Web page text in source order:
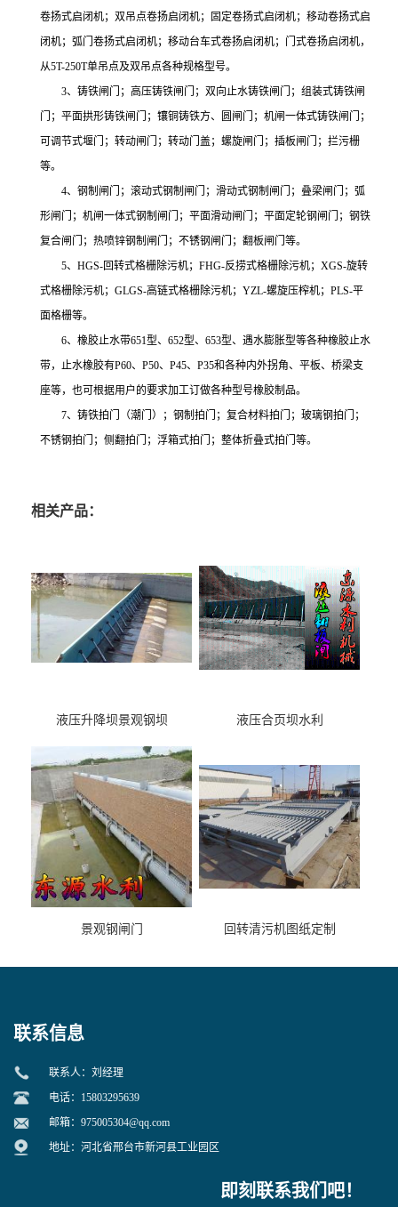
卷扬式启闭机；双吊点卷扬启闭机；固定卷扬式启闭机；移动卷扬式启
闭机；弧门卷扬式启闭机；移动台车式卷扬启闭机；门式卷扬启闭机，
从5T-250T单吊点及双吊点各种规格型号。
3、铸铁闸门；高压铸铁闸门；双向止水铸铁闸门；组装式铸铁闸
门；平面拱形铸铁闸门；镶铜铸铁方、圆闸门；机闸一体式铸铁闸门；
可调节式堰门；转动闸门；转动门盖；螺旋闸门；插板闸门；拦污栅
等。
4、钢制闸门；滚动式钢制闸门；滑动式钢制闸门；叠梁闸门；弧
形闸门；机闸一体式钢制闸门；平面滑动闸门；平面定轮钢闸门；钢铁
复合闸门；热喷锌钢制闸门；不锈钢闸门；翻板闸门等。
5、HGS-回转式格栅除污机；FHG-反捞式格栅除污机；XGS-旋转
式格栅除污机；GLGS-高链式格栅除污机；YZL-螺旋压榨机；PLS-平
面格栅等。
6、橡胶止水带651型、652型、653型、遇水膨胀型等各种橡胶止水
带，止水橡胶有P60、P50、P45、P35和各种内外拐角、平板、桥梁支
座等，也可根据用户的要求加工订做各种型号橡胶制品。
7、铸铁拍门（潮门）；钢制拍门；复合材料拍门；玻璃钢拍门；
不锈钢拍门；侧翻拍门；浮箱式拍门；整体折叠式拍门等。
相关产品：
液压升降坝景观钢坝 液压合页坝水利
景观钢闸门 回转清污机图纸定制
联系信息
联系人：刘经理
电话：15803295639
邮箱： 975005304@qq.com
地址：河北省邢台市新河县工业园区
即刻联系我们吧！